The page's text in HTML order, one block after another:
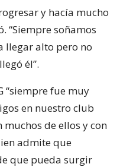
y hacía mucho
“Siempre soñamos
llegar alto pero no
él”.
“siempre fue muy
en nuestro club
muchos de ellos y con
admite que
que pueda surgir